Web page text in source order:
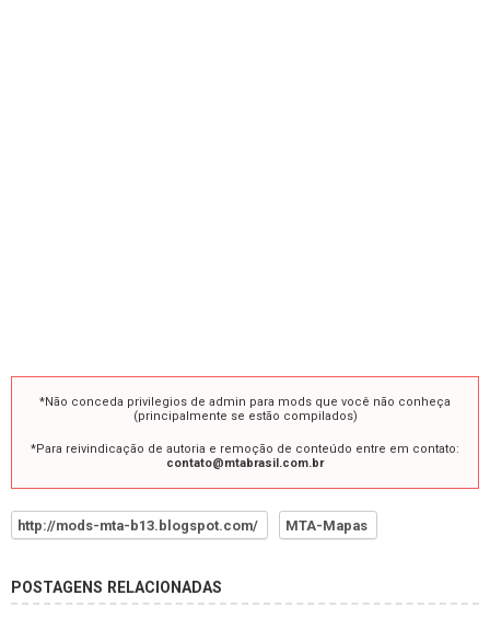
*Não conceda privilegios de admin para mods que você não conheça
(principalmente se estão compilados)
*Para reivindicação de autoria e remoção de conteúdo entre em contato:
contato@mtabrasil.com.br
http://mods-mta-b13.blogspot.com/ MTA-Mapas
POSTAGENS RELACIONADAS